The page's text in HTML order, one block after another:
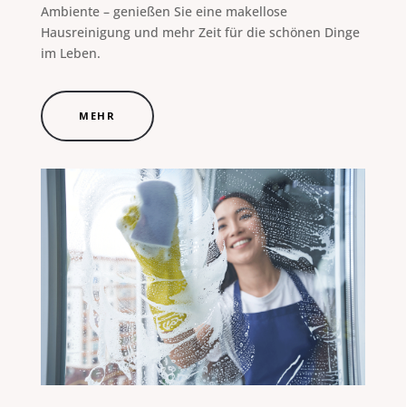
Ambiente – genießen Sie eine makellose
Hausreinigung und mehr Zeit für die schönen Dinge
im Leben.
MEHR